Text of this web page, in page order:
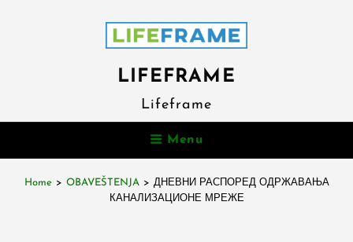
LIFEFRAME
Lifeframe
Menu
Home > OBAVEŠTENJA > ДНЕВНИ РАСПОРЕД ОДРЖАВАЊА
КАНАЛИЗАЦИОНЕ МРЕЖЕ